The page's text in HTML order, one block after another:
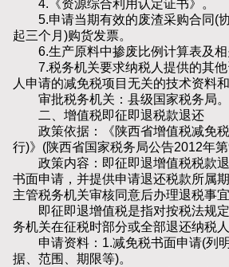
4.《资源综合利用认定证书》。
5.申请当期有效的废渣采购合同(协
起三个月)购货发票。
6.生产原料中掺废比例计算表及相
7.税务机关要求纳税人提供的其他
人申请的减免税项目无关的技术资料和
审批税务机关：县级国家税务局。
二、增值税即征即退税款退还
政策依据：《陕西省增值税减免税
行)》(陕西省国家税务局公告2012年
政策内容：即征即退增值税税款退
书面申请，并提供申请退还税款所属
主管税务机关审核同意后办理退税事宜
即征即退增值税是指对按税法规定
务机关在征税时部分或全部退还纳税人
申请资料：1.减免税书面申请(列
据、范围、期限等)。